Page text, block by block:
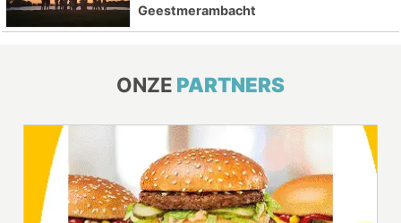
Geestmerambacht
ONZE PARTNERS